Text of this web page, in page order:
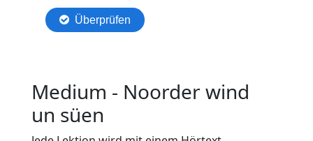
Medium - Noorder wind
un süen